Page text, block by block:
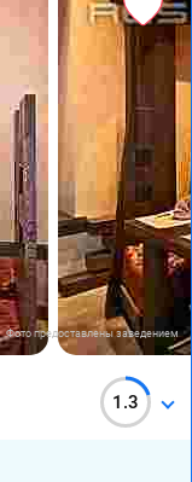
Фото предоставлены заведением
1.3